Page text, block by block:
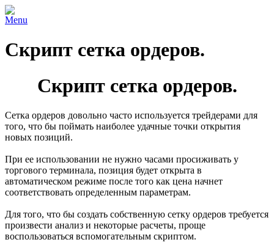
Menu
Скрипт сетка ордеров.
Скрипт сетка ордеров.
Сетка ордеров довольно часто используется трейдерами для
того, что бы поймать наиболее удачные точки открытия
новых позиций.
При ее использовании не нужно часами просиживать у
торгового терминала, позиция будет открыта в
автоматическом режиме после того как цена начнет
соответствовать определенным параметрам.
Для того, что бы создать собственную сетку ордеров требуется
произвести анализ и некоторые расчеты, проще
воспользоваться вспомогательным скриптом.